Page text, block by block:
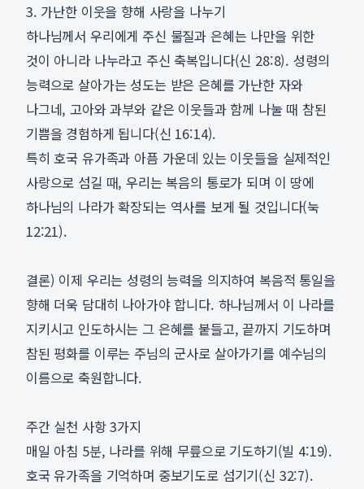
3. 가난한 이웃을 향해 사랑을 나누기
하나님께서 우리에게 주신 물질과 은혜는 나만을 위한
것이 아니라 나누라고 주신 축복입니다(신 28:8). 성령의
능력으로 살아가는 성도는 받은 은혜를 가난한 자와
나그네, 고아와 과부와 같은 이웃들과 함께 나눌 때 참된
기쁨을 경험하게 됩니다(신 16:14).
특히 호국 유가족과 아픔 가운데 있는 이웃들을 실제적인
사랑으로 섬길 때, 우리는 복음의 통로가 되며 이 땅에
하나님의 나라가 확장되는 역사를 보게 될 것입니다(눅
12:21).
결론) 이제 우리는 성령의 능력을 의지하여 복음적 통일을
향해 더욱 담대히 나아가야 합니다. 하나님께서 이 나라를
지키시고 인도하시는 그 은혜를 붙들고, 끝까지 기도하며
참된 평화를 이루는 주님의 군사로 살아가기를 예수님의
이름으로 축원합니다.
주간 실천 사항 3가지
매일 아침 5분, 나라를 위해 무릎으로 기도하기(빌 4:19).
호국 유가족을 기억하며 중보기도로 섬기기(신 32:7).